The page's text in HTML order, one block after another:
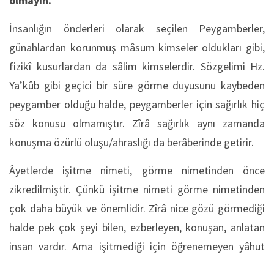
İnsanlığın önderleri olarak seçilen Peygamberler,
günahlardan korunmuş mâsum kimseler oldukları gibi,
fizikî kusurlardan da sâlim kimselerdir. Sözgelimi Hz.
Ya’kûb gibi geçici bir süre görme duyusunu kaybeden
peygamber olduğu halde, peygamberler için sağırlık hiç
söz konusu olmamıştır. Zîrâ sağırlık aynı zamanda
konuşma özürlü oluşu/ahraslığı da berâberinde getirir.
Âyetlerde işitme nimeti, görme nimetinden önce
zikredilmiştir. Çünkü işitme nimeti görme nimetinden
çok daha büyük ve önemlidir. Zîrâ nice gözü görmediği
halde pek çok şeyi bilen, ezberleyen, konuşan, anlatan
insan vardır. Ama işitmediği için öğrenemeyen yâhut